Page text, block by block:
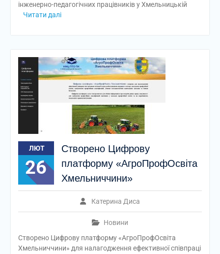
інженерно-педагогічних працівників у Хмельницькій
Читати далі
ЛЮТ
26
Створено Цифрову
платформу «АгроПрофОсвіта
Хмельниччини»
Катерина Диса
Новини
Створено Цифрову платформу «АгроПрофОсвіта
Хмельниччини» для налагодження ефективної співпраці